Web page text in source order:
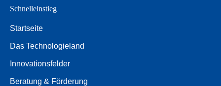
Schnelleinstieg
Startseite
Das Technologieland
Innovationsfelder
Beratung & Förderung